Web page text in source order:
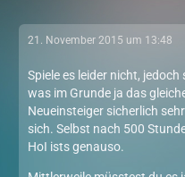
21. November 2015 um 13:48
Spiele es leider nicht,
was im Grunde ja das
Neueinsteiger sicherlich
sich. Selbst nach 500
HoI ists genauso.